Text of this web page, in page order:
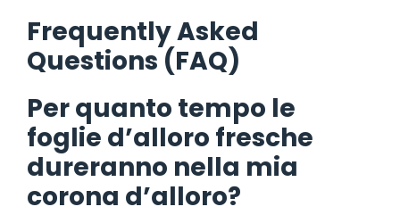
Frequently Asked
Questions (FAQ)
Per quanto tempo le
foglie d’alloro fresche
dureranno nella mia
corona d’alloro?